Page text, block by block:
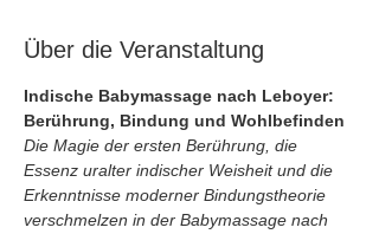
Über die Veranstaltung
Indische Babymassage nach Leboyer:
Berührung, Bindung und Wohlbefinden
Die Magie der ersten Berührung, die
Essenz uralter indischer Weisheit und die
Erkenntnisse moderner Bindungstheorie
verschmelzen in der Babymassage nach